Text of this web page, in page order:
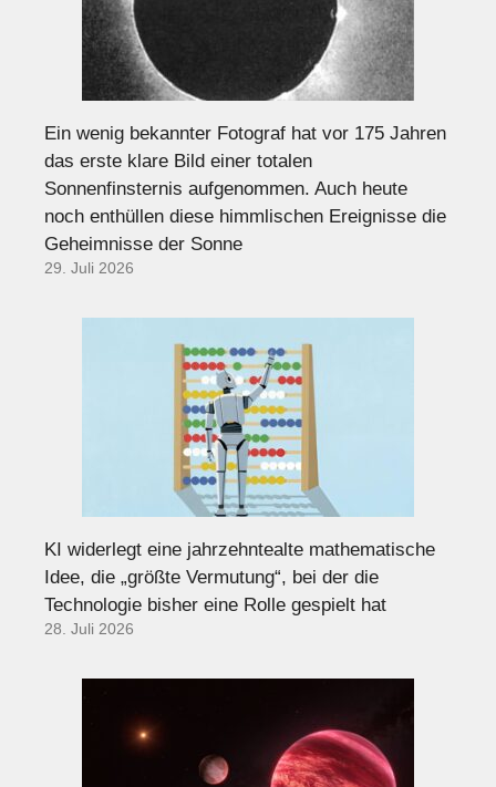
Ein wenig bekannter Fotograf hat vor 175 Jahren
das erste klare Bild einer totalen
Sonnenfinsternis aufgenommen. Auch heute
noch enthüllen diese himmlischen Ereignisse die
Geheimnisse der Sonne
29. Juli 2026
KI widerlegt eine jahrzehntealte mathematische
Idee, die „größte Vermutung“, bei der die
Technologie bisher eine Rolle gespielt hat
28. Juli 2026